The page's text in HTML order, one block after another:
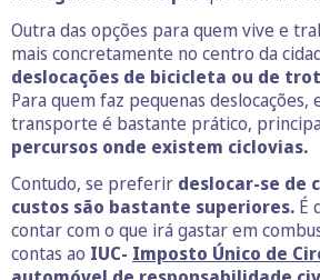
Outra das opções para quem vive e
mais concretamente no centro da
deslocações de bicicleta ou de
Para quem faz pequenas deslocações,
transporte é bastante prático,
percursos onde existem ciclovias.
Contudo, se preferir deslocar-se de
custos são bastante superiores. É
contar com o que irá gastar em
contas ao IUC- Imposto Único de